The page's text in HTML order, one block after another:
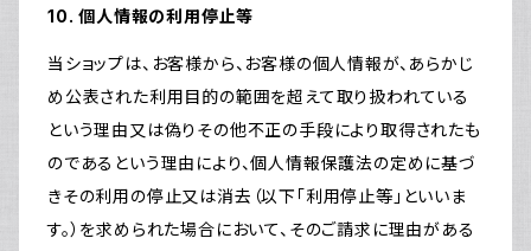
10. 個人情報の利用停止等
当ショップは、お客様から、お客様の個人情報が、あらかじ
め公表された利用目的の範囲を超えて取り扱われている
という理由又は偽りその他不正の手段により取得されたも
のであるという理由により、個人情報保護法の定めに基づ
きその利用の停止又は消去（以下「利用停止等」といいま
す。）を求められた場合において、そのご請求に理由がある